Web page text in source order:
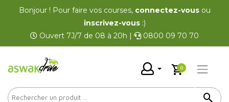
Bonjour ! Pour faire vos courses, connectez-vousou
inscrivez-vous:)
Ouvert 7J/7 de 08 à 20h |
0800 09 70 70
0